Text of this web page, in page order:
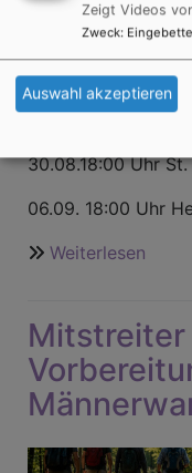
09.08.18:00 Uhr
16.08.18:00 Uhr
23.08.18:00 Uhr
30.08.18:00 Uhr
06.09. 18:00 Uhr
Weiterlesen
der
unter
der
Zeigt Videos
Zweck:
Auswahl akzeptieren